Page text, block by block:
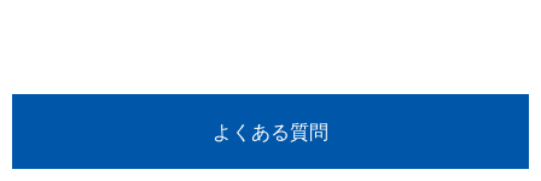
よくある質問